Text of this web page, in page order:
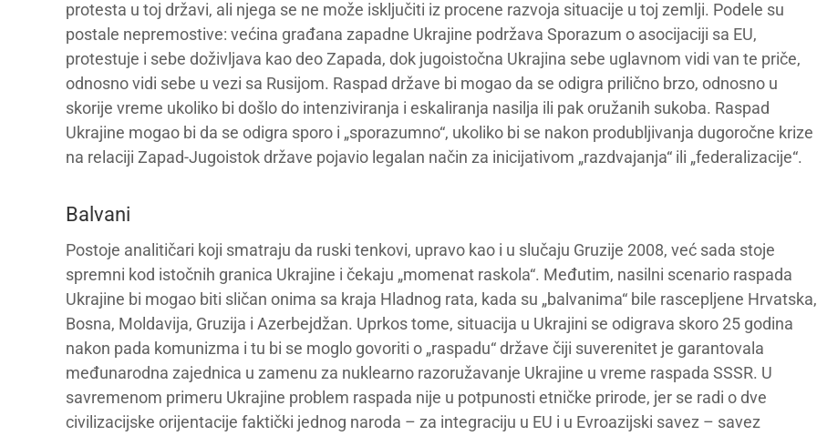
protesta u toj državi, ali njega se ne može isključiti iz procene razvoja situacije u toj zemlji. Podele su
postale nepremostive: većina građana zapadne Ukrajine podržava Sporazum o asocijaciji sa EU,
protestuje i sebe doživljava kao deo Zapada, dok jugoistočna Ukrajina sebe uglavnom vidi van te priče,
odnosno vidi sebe u vezi sa Rusijom. Raspad države bi mogao da se odigra prilično brzo, odnosno u
skorije vreme ukoliko bi došlo do intenziviranja i eskaliranja nasilja ili pak oružanih sukoba. Raspad
Ukrajine mogao bi da se odigra sporo i „sporazumno“, ukoliko bi se nakon produbljivanja dugoročne krize
na relaciji Zapad-Jugoistok države pojavio legalan način za inicijativom „razdvajanja“ ili „federalizacije“.
Balvani
Postoje analitičari koji smatraju da ruski tenkovi, upravo kao i u slučaju Gruzije 2008, već sada stoje
spremni kod istočnih granica Ukrajine i čekaju „momenat raskola“. Međutim, nasilni scenario raspada
Ukrajine bi mogao biti sličan onima sa kraja Hladnog rata, kada su „balvanima“ bile rascepljene Hrvatska,
Bosna, Moldavija, Gruzija i Azerbejdžan. Uprkos tome, situacija u Ukrajini se odigrava skoro 25 godina
nakon pada komunizma i tu bi se moglo govoriti o „raspadu“ države čiji suverenitet je garantovala
međunarodna zajednica u zamenu za nuklearno razoružavanje Ukrajine u vreme raspada SSSR. U
savremenom primeru Ukrajine problem raspada nije u potpunosti etničke prirode, jer se radi o dve
civilizacijske orijentacije faktički jednog naroda – za integraciju u EU i u Evroazijski savez – savez